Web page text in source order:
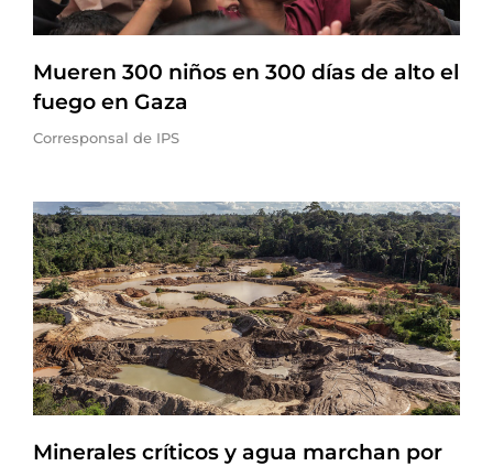
Mueren 300 niños en 300 días de alto el
fuego en Gaza
Corresponsal de IPS
Minerales críticos y agua marchan por